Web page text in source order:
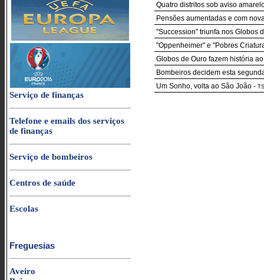
Serviço de finanças
Telefone e emails dos serviços
de finanças
Serviço de bombeiros
Centros de saúde
Escolas
Freguesias
Aveiro
Quatro distritos sob aviso
Pensões aumentadas e com
"Succession" triunfa nos Globos
"Oppenheimer" e "Pobres
Globos de Ouro fazem história
Bombeiros decidem esta
Um Sonho, volta ao São João -